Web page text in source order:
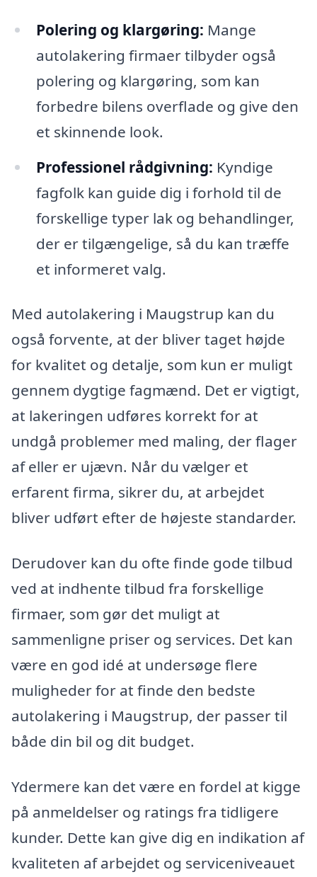
Polering og klargøring: Mange
autolakering firmaer tilbyder også
polering og klargøring, som kan
forbedre bilens overflade og give den
et skinnende look.
Professionel rådgivning: Kyndige
fagfolk kan guide dig i forhold til de
forskellige typer lak og behandlinger,
der er tilgængelige, så du kan træffe
et informeret valg.
Med autolakering i Maugstrup kan du
også forvente, at der bliver taget højde
for kvalitet og detalje, som kun er muligt
gennem dygtige fagmænd. Det er vigtigt,
at lakeringen udføres korrekt for at
undgå problemer med maling, der flager
af eller er ujævn. Når du vælger et
erfarent firma, sikrer du, at arbejdet
bliver udført efter de højeste standarder.
Derudover kan du ofte finde gode tilbud
ved at indhente tilbud fra forskellige
firmaer, som gør det muligt at
sammenligne priser og services. Det kan
være en god idé at undersøge flere
muligheder for at finde den bedste
autolakering i Maugstrup, der passer til
både din bil og dit budget.
Ydermere kan det være en fordel at kigge
på anmeldelser og ratings fra tidligere
kunder. Dette kan give dig en indikation af
kvaliteten af arbejdet og serviceniveauet